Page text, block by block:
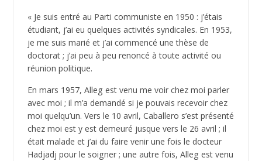
« Je suis entré au Parti communiste en 1950 : j’étais
étudiant, j’ai eu quelques activités syndicales. En 1953,
je me suis marié et j’ai commencé une thèse de
doctorat ; j’ai peu à peu renoncé à toute activité ou
réunion politique.
En mars 1957, Alleg est venu me voir chez moi parler
avec moi ; il m’a demandé si je pouvais recevoir chez
moi quelqu’un. Vers le 10 avril, Caballero s’est présenté
chez moi est y est demeuré jusque vers le 26 avril ; il
était malade et j’ai du faire venir une fois le docteur
Hadjadj pour le soigner ; une autre fois, Alleg est venu